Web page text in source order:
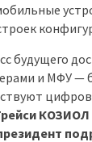
будущего
и МФУ —
КОЗИОЛ